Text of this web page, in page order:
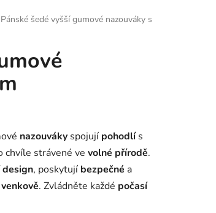
Pánské šedé vyšší gumové nazouváky s
nazouváky spojují pohodlís
chvíle strávené ve volné přírodě.
design, poskytují bezpečné a
venkově. Zvládněte každé počasí